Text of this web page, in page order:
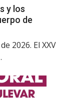
y los
de
2026. El XXV